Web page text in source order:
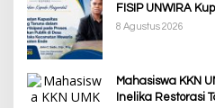
FISIP UNWIRA
Masyarakat &
8 Agustus 2026
Mahasiswa KKN
Inelika Restorasi